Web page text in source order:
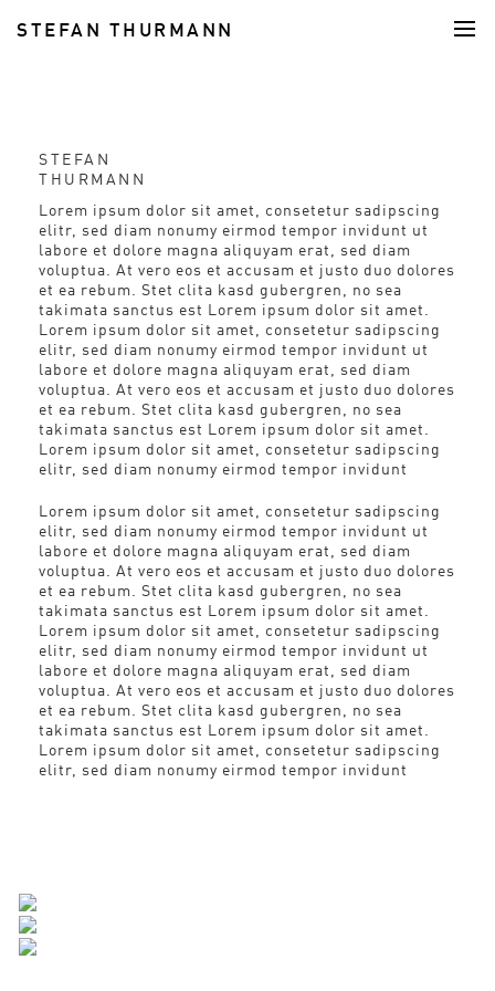
STEFAN THURMANN
FOOD
STEFAN
THURMANN
Lorem ipsum dolor sit amet, consetetur sadipscing
elitr, sed diam nonumy eirmod tempor invidunt ut
labore et dolore magna aliquyam erat, sed diam
voluptua. At vero eos et accusam et justo duo dolores
et ea rebum. Stet clita kasd gubergren, no sea
takimata sanctus est Lorem ipsum dolor sit amet.
Lorem ipsum dolor sit amet, consetetur sadipscing
elitr, sed diam nonumy eirmod tempor invidunt ut
labore et dolore magna aliquyam erat, sed diam
voluptua. At vero eos et accusam et justo duo dolores
et ea rebum. Stet clita kasd gubergren, no sea
takimata sanctus est Lorem ipsum dolor sit amet.
Lorem ipsum dolor sit amet, consetetur sadipscing
elitr, sed diam nonumy eirmod tempor invidunt
Lorem ipsum dolor sit amet, consetetur sadipscing
elitr, sed diam nonumy eirmod tempor invidunt ut
labore et dolore magna aliquyam erat, sed diam
voluptua. At vero eos et accusam et justo duo dolores
et ea rebum. Stet clita kasd gubergren, no sea
takimata sanctus est Lorem ipsum dolor sit amet.
Lorem ipsum dolor sit amet, consetetur sadipscing
elitr, sed diam nonumy eirmod tempor invidunt ut
labore et dolore magna aliquyam erat, sed diam
voluptua. At vero eos et accusam et justo duo dolores
et ea rebum. Stet clita kasd gubergren, no sea
takimata sanctus est Lorem ipsum dolor sit amet.
Lorem ipsum dolor sit amet, consetetur sadipscing
elitr, sed diam nonumy eirmod tempor invidunt